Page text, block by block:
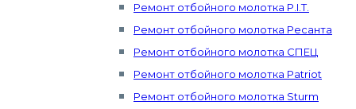
Ремонт отбойного молотка P.I.T.
Ремонт отбойного молотка Ресанта
Ремонт отбойного молотка СПЕЦ
Ремонт отбойного молотка Patriot
Ремонт отбойного молотка Sturm